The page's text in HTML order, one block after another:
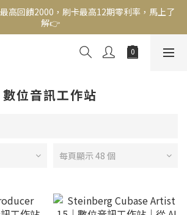
高回饋2000，刷卡最高12期零利率，馬上了
解👉
zingala銀角零卡分期，輕鬆打包
高回饋2000，刷卡最高12期零利率，馬上了
數位音訊工作站
每頁顯示 48 個